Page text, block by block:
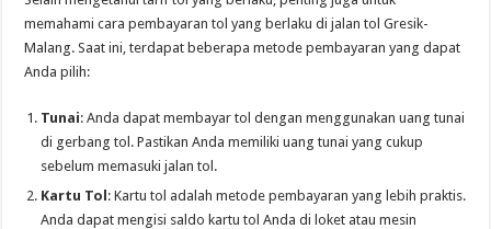
memahami cara pembayaran tol yang berlaku di jalan tol Gresik-
Malang. Saat ini, terdapat beberapa metode pembayaran yang dapat
Anda pilih:
Tunai: Anda dapat membayar tol dengan menggunakan uang tunai
di gerbang tol. Pastikan Anda memiliki uang tunai yang cukup
sebelum memasuki jalan tol.
Kartu Tol: Kartu tol adalah metode pembayaran yang lebih praktis.
Anda dapat mengisi saldo kartu tol Anda di loket atau mesin